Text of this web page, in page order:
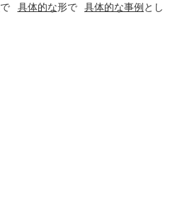
で 具体的な形で 具体的な事例とし